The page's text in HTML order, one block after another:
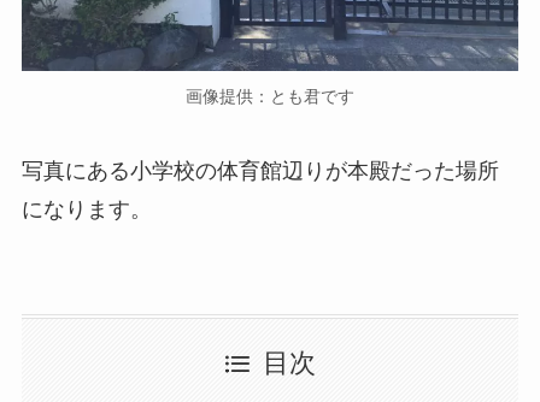
画像提供：とも君です
写真にある小学校の体育館辺りが本殿だった場所
になります。
目次